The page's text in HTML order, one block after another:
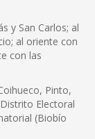
y San Carlos; al
al oriente con
con las
Pinto,
Electoral
(Biobío